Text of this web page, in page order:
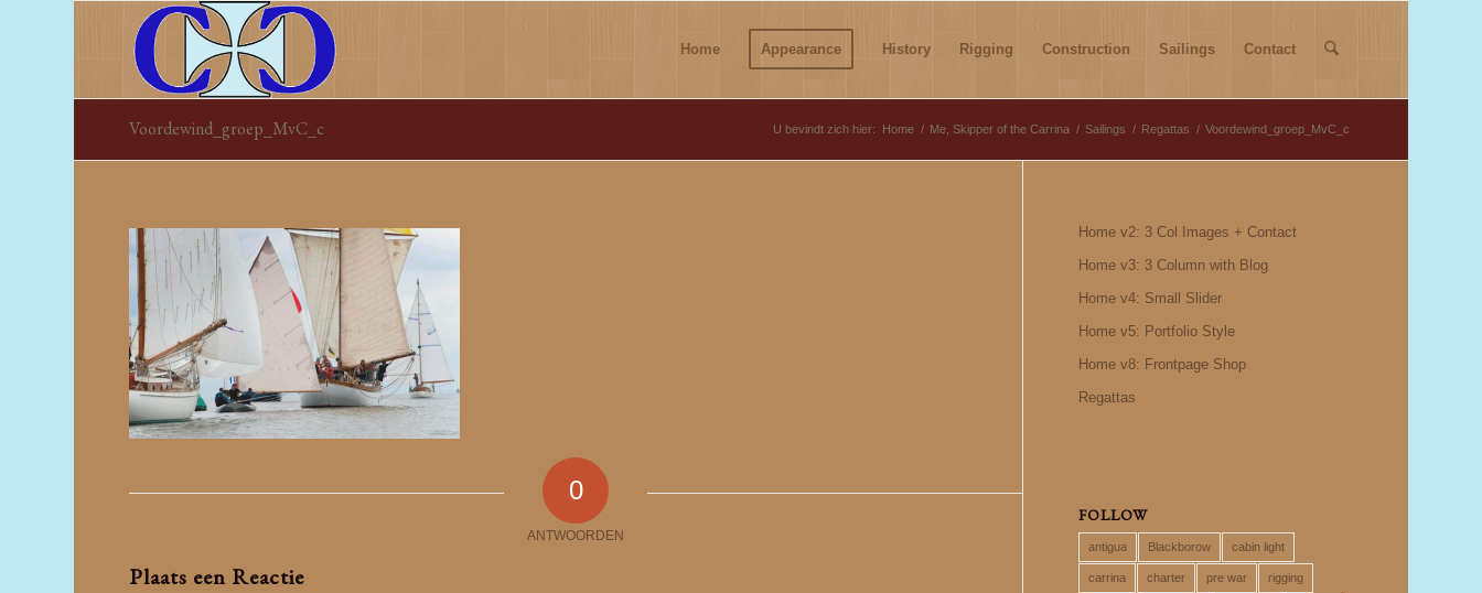
Home Appearance History Rigging Construction Sailings Contact
Voordewind_groep_MvC_c U bevindt zich hier: Home / Me, Skipper of the Carrina / Sailings / Regattas / Voordewind_groep_MvC_c
0
ANTWOORDEN
Plaats een Reactie
Home v2: 3 Col Images + Contact
Home v3: 3 Column with Blog
Home v4: Small Slider
Home v5: Portfolio Style
Home v8: Frontpage Shop
Regattas
FOLLOW
antigua Blackborow cabin light
carrina charter pre war rigging